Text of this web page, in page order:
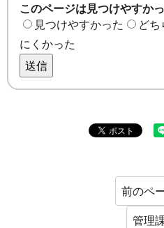
このページは見つけやすか
見つけやすかった
ど
にくかった
送信
前のペ
管理